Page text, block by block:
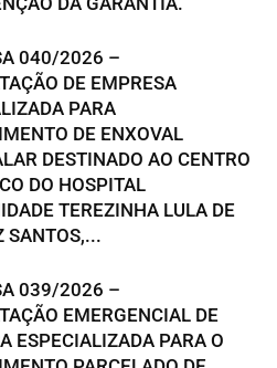
040/2026 –
DE EMPRESA
PARA
DE ENXOVAL
DESTINADO AO CENTRO
DO HOSPITAL
TEREZINHA LULA DE
SANTOS,...
039/2026 –
EMERGENCIAL DE
ESPECIALIZADA PARA O